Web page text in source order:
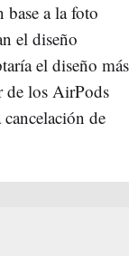
a la foto
el diseño
el diseño más
de los AirPods
cancelación de